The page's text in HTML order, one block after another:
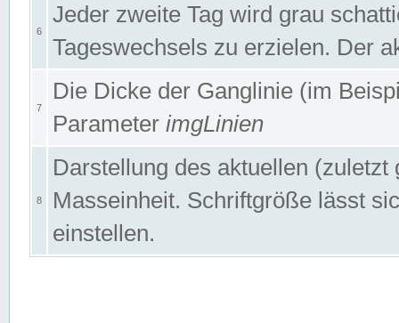
6
Jeder zweite Tag wird grau
Tageswechsels zu erzielen. Der
7
Die Dicke der Ganglinie (im
Parameter imgLinien
8
Darstellung des aktuellen
Masseinheit. Schriftgröße lässt
einstellen.